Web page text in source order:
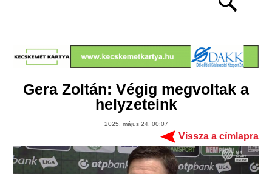
Gera Zoltán: Végig megvoltak a
helyzeteink
2025. május 24. 00:07
Vissza a címlapra